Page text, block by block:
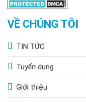
VỀ CHÚNG TÔI
TIN TỨC
Tuyển dụng
Giới thiệu